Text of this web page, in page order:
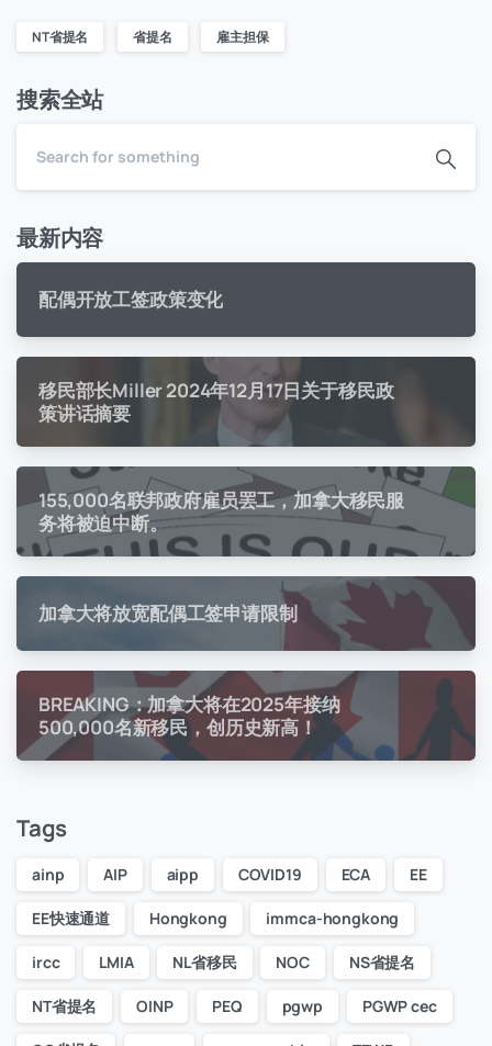
NT省提名 省提名 雇主担保
搜索全站
最新内容
配偶开放工签政策变化
移民部长Miller 2024年12月17日关于移民政
策讲话摘要
155,000名联邦政府雇员罢工，加拿大移民服
务将被迫中断。
加拿大将放宽配偶工签申请限制
BREAKING：加拿大将在2025年接纳
500,000名新移民，创历史新高！
Tags
ainp AIP aipp COVID19 ECA EE
EE快速通道 Hongkong immca-hongkong
ircc LMIA NL省移民 NOC NS省提名
NT省提名 OINP PEQ pgwp PGWP cec